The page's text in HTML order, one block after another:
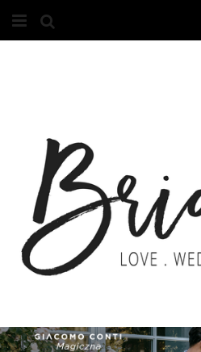
O NAS
KONTAKT
REKLAMA
ADVERTISING